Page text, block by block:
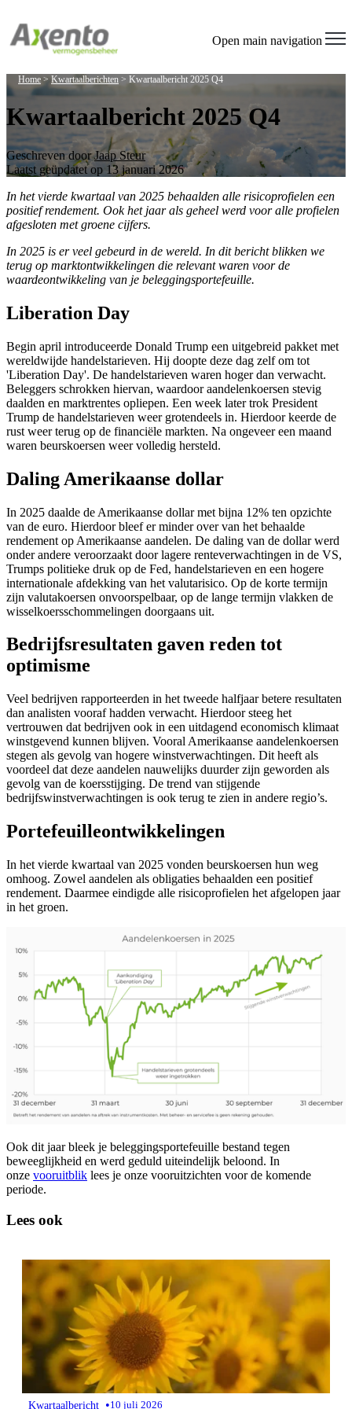
Open main navigation
Home >Kwartaalberichten > Kwartaalbericht 2025 Q4
Kwartaalbericht 2025 Q4
Geschreven doorJaap Steur
Laatst geüpdatet op 13 januari 2026
In het vierde kwartaal van 2025 behaalden alle risicoprofielen een
positief rendement. Ook het jaar als geheel werd voor alle profielen
afgesloten met groene cijfers.
In 2025 is er veel gebeurd in de wereld. In dit bericht blikken we
terug op marktontwikkelingen die relevant waren voor de
waardeontwikkeling van je beleggingsportefeuille.
Liberation Day
Begin april introduceerde Donald Trump een uitgebreid pakket met
wereldwijde handelstarieven. Hij doopte deze dag zelf om tot
'Liberation Day'. De handelstarieven waren hoger dan verwacht.
Beleggers schrokken hiervan, waardoor aandelenkoersen stevig
daalden en marktrentes opliepen. Een week later trok President
Trump de handelstarieven weer grotendeels in. Hierdoor keerde de
rust weer terug op de financiële markten. Na ongeveer een maand
waren beurskoersen weer volledig hersteld.
Daling Amerikaanse dollar
In 2025 daalde de Amerikaanse dollar met bijna 12% ten opzichte
van de euro. Hierdoor bleef er minder over van het behaalde
rendement op Amerikaanse aandelen. De daling van de dollar werd
onder andere veroorzaakt door lagere renteverwachtingen in de VS,
Trumps politieke druk op de Fed, handelstarieven en een hogere
internationale afdekking van het valutarisico. Op de korte termijn
zijn valutakoersen onvoorspelbaar, op de lange termijn vlakken de
wisselkoersschommelingen doorgaans uit.
Bedrijfsresultaten gaven reden tot
optimisme
Veel bedrijven rapporteerden in het tweede halfjaar betere resultaten
dan analisten vooraf hadden verwacht. Hierdoor steeg het
vertrouwen dat bedrijven ook in een uitdagend economisch klimaat
winstgevend kunnen blijven. Vooral Amerikaanse aandelenkoersen
stegen als gevolg van hogere winstverwachtingen. Dit heeft als
voordeel dat deze aandelen nauwelijks duurder zijn geworden als
gevolg van de koersstijging. De trend van stijgende
bedrijfswinstverwachtingen is ook terug te zien in andere regio’s.
Portefeuilleontwikkelingen
In het vierde kwartaal van 2025 vonden beurskoersen hun weg
omhoog. Zowel aandelen als obligaties behaalden een positief
rendement. Daarmee eindigde alle risicoprofielen het afgelopen jaar
in het groen.
Ook dit jaar bleek je beleggingsportefeuille bestand tegen
beweeglijkheid en werd geduld uiteindelijk beloond. In
onze vooruitblik lees je onze vooruitzichten voor de komende
periode.
Lees ook
Kwartaalbericht •10 juli 2026